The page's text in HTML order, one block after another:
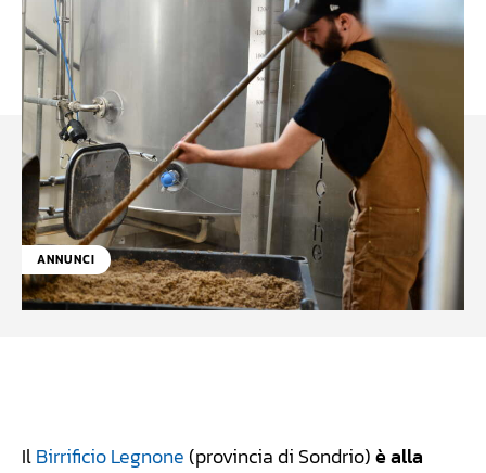
ANNUNCI
IlBirrificio Legnone (provincia di Sondrio)è alla